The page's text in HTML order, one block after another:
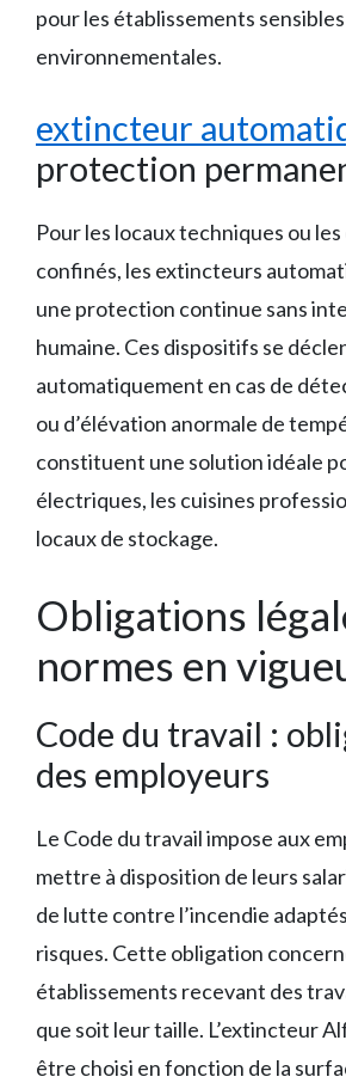
pour les établissements
environnementales.
extincteur
protection
Pour les locaux techniques ou les
confinés, les extincteurs
une protection continue sans
humaine. Ces dispositifs se
automatiquement en cas de
ou d’élévation anormale de
constituent une solution idéale
électriques, les cuisines
locaux de stockage.
Obligations
normes en
Code du travail :
des employeurs
Le Code du travail impose aux
mettre à disposition de leurs
de lutte contre l’incendie
risques. Cette obligation
établissements recevant des
que soit leur taille. L’extincteur
être choisi en fonction de la